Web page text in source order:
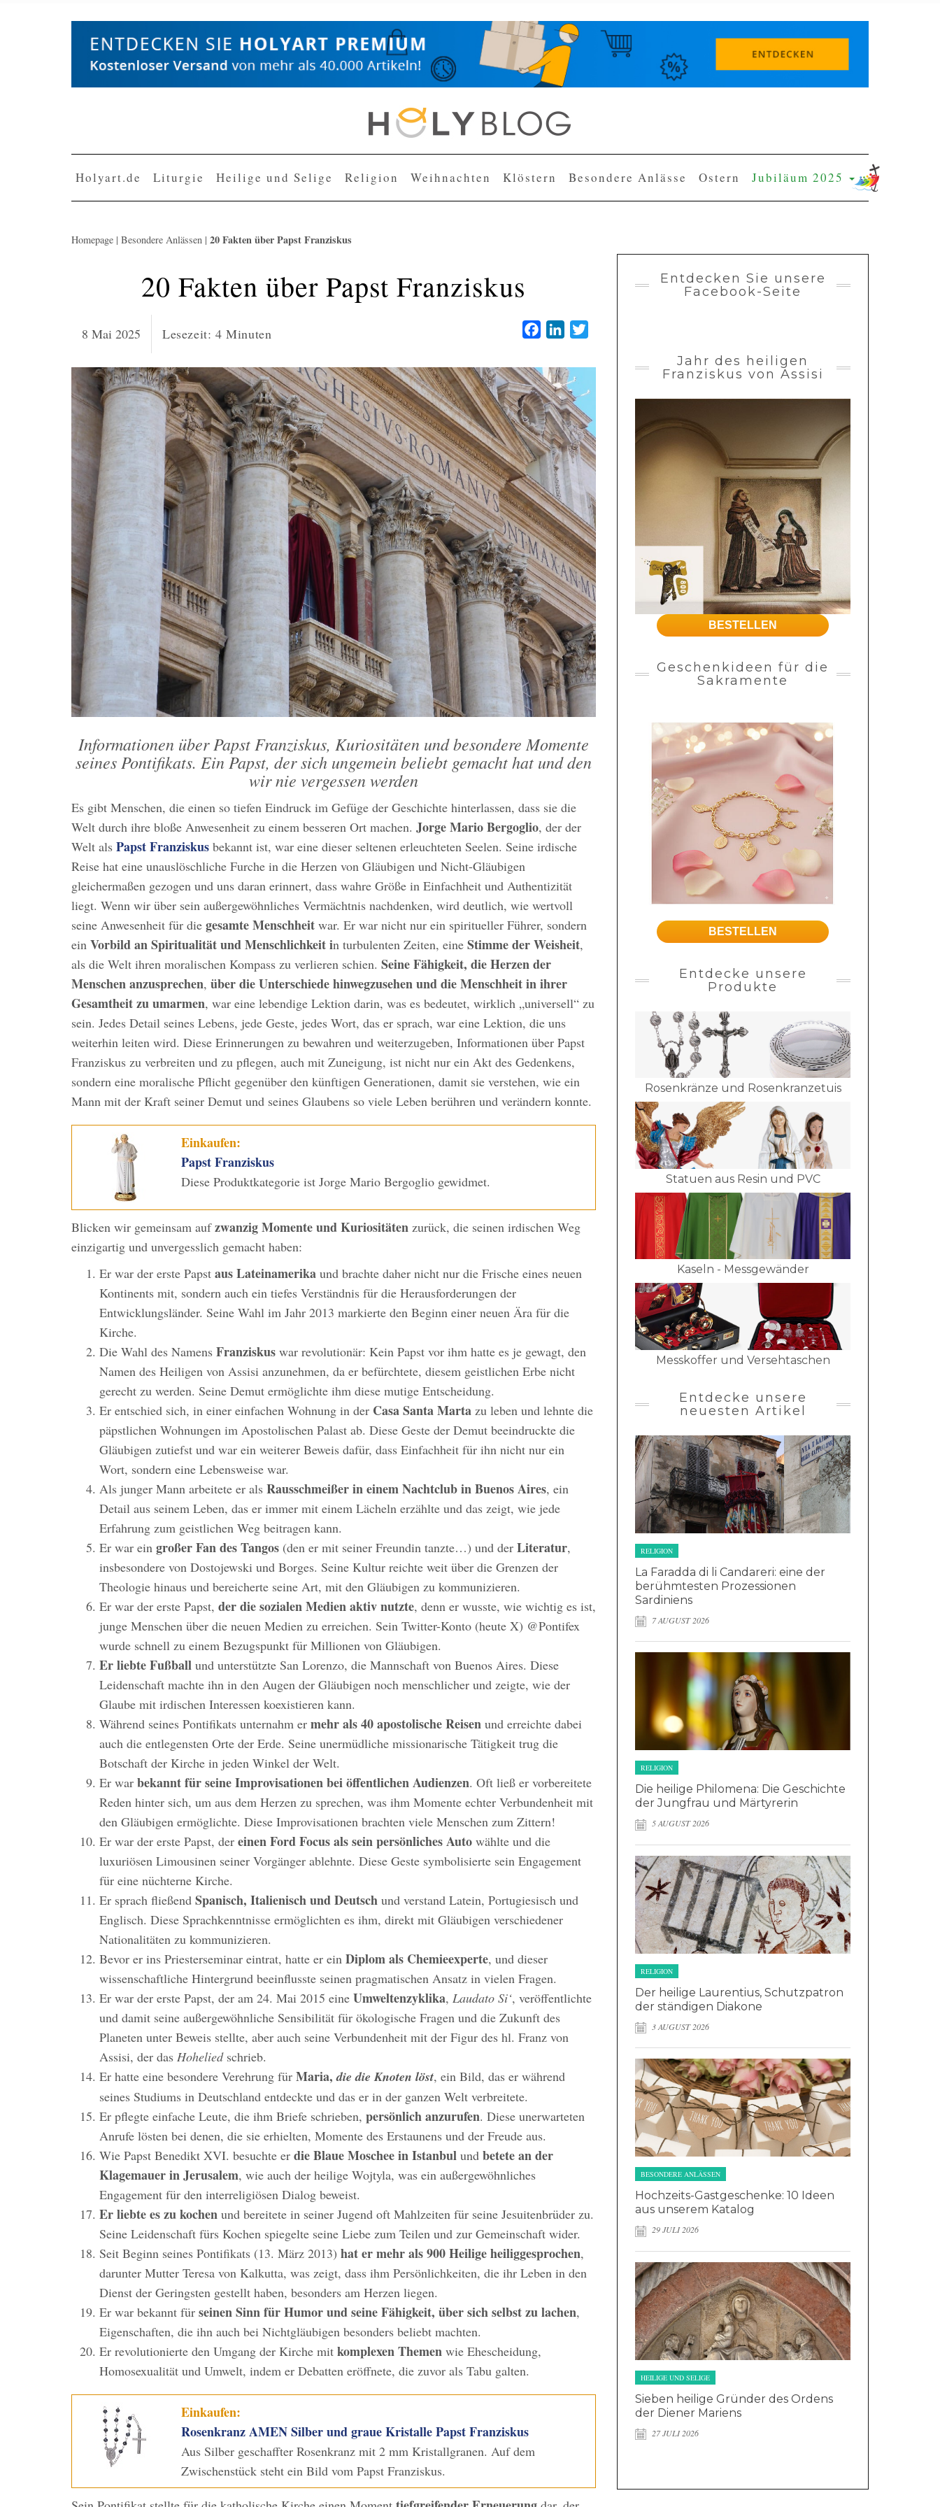
Holyart.de Liturgie Heilige und Selige Religion Weihnachten Klöstern Besondere Anlässe Ostern Jubiläum 2025
Homepage | Besondere Anlässen | 20 Fakten über Papst Franziskus
20 Fakten über Papst Franziskus
8 Mai 2025 Lesezeit: 4 Minuten FacebookLinkedIn
Informationen über Papst Franziskus, Kuriositäten und besondere Momente
seines Pontifikats. Ein Papst, der sich ungemein beliebt gemacht hat und den
wir nie vergessen werden
Es gibt Menschen, die einen so tiefen Eindruck im Gefüge der Geschichte hinterlassen, dass sie die
Welt durch ihre bloße Anwesenheit zu einem besseren Ort machen. Jorge Mario Bergoglio, der der
Welt als Papst Franziskus bekannt ist, war eine dieser seltenen erleuchteten Seelen. Seine irdische
Reise hat eine unauslöschliche Furche in die Herzen von Gläubigen und Nicht-Gläubigen
gleichermaßen gezogen und uns daran erinnert, dass wahre Größe in Einfachheit und Authentizität
liegt. Wenn wir über sein außergewöhnliches Vermächtnis nachdenken, wird deutlich, wie wertvoll
seine Anwesenheit für die gesamte Menschheit war. Er war nicht nur ein spiritueller Führer, sondern
ein Vorbild an Spiritualität und Menschlichkeit in turbulenten Zeiten, eine Stimme der Weisheit,
als die Welt ihren moralischen Kompass zu verlieren schien. Seine Fähigkeit, die Herzen der
Menschen anzusprechen, über die Unterschiede hinwegzusehen und die Menschheit in ihrer
Gesamtheit zu umarmen, war eine lebendige Lektion darin, was es bedeutet, wirklich „universell“ zu
sein. Jedes Detail seines Lebens, jede Geste, jedes Wort, das er sprach, war eine Lektion, die uns
weiterhin leiten wird. Diese Erinnerungen zu bewahren und weiterzugeben, Informationen über Papst
Franziskus zu verbreiten und zu pflegen, auch mit Zuneigung, ist nicht nur ein Akt des Gedenkens,
sondern eine moralische Pflicht gegenüber den künftigen Generationen, damit sie verstehen, wie ein
Mann mit der Kraft seiner Demut und seines Glaubens so viele Leben berühren und verändern konnte.
Einkaufen:
Papst Franziskus
Diese Produktkategorie ist Jorge Mario Bergoglio gewidmet.
Blicken wir gemeinsam aufzwanzig Momente und Kuriositäten zurück, die seinen irdischen Weg
einzigartig und unvergesslich gemacht haben:
Er war der erste Papst aus Lateinamerika und brachte daher nicht nur die Frische eines neuen
Kontinents mit, sondern auch ein tiefes Verständnis für die Herausforderungen der
Entwicklungsländer. Seine Wahl im Jahr 2013 markierte den Beginn einer neuen Ära für die
Kirche.
Die Wahl des Namens Franziskus war revolutionär: Kein Papst vor ihm hatte es je gewagt, den
Namen des Heiligen von Assisi anzunehmen, da er befürchtete, diesem geistlichen Erbe nicht
gerecht zu werden. Seine Demut ermöglichte ihm diese mutige Entscheidung.
Er entschied sich, in einer einfachen Wohnung in der Casa Santa Marta zu leben und lehnte die
päpstlichen Wohnungen im Apostolischen Palast ab. Diese Geste der Demut beeindruckte die
Gläubigen zutiefst und war ein weiterer Beweis dafür, dass Einfachheit für ihn nicht nur ein
Wort, sondern eine Lebensweise war.
Als junger Mann arbeitete er als Rausschmeißer in einem Nachtclub in Buenos Aires, ein
Detail aus seinem Leben, das er immer mit einem Lächeln erzählte und das zeigt, wie jede
Erfahrung zum geistlichen Weg beitragen kann.
Er war ein großer Fan des Tangos (den er mit seiner Freundin tanzte…) und der Literatur,
insbesondere von Dostojewski und Borges. Seine Kultur reichte weit über die Grenzen der
Theologie hinaus und bereicherte seine Art, mit den Gläubigen zu kommunizieren.
Er war der erste Papst, der die sozialen Medien aktiv nutzte, denn er wusste, wie wichtig es ist,
junge Menschen über die neuen Medien zu erreichen. Sein Twitter-Konto (heute X) @Pontifex
wurde schnell zu einem Bezugspunkt für Millionen von Gläubigen.
Er liebte Fußball und unterstützte San Lorenzo, die Mannschaft von Buenos Aires. Diese
Leidenschaft machte ihn in den Augen der Gläubigen noch menschlicher und zeigte, wie der
Glaube mit irdischen Interessen koexistieren kann.
Während seines Pontifikats unternahm er mehr als 40 apostolische Reisen und erreichte dabei
auch die entlegensten Orte der Erde. Seine unermüdliche missionarische Tätigkeit trug die
Botschaft der Kirche in jeden Winkel der Welt.
Er war bekannt für seine Improvisationen bei öffentlichen Audienzen. Oft ließ er vorbereitete
Reden hinter sich, um aus dem Herzen zu sprechen, was ihm Momente echter Verbundenheit mit
den Gläubigen ermöglichte. Diese Improvisationen brachten viele Menschen zum Zittern!
Er war der erste Papst, der einen Ford Focus als sein persönliches Auto wählte und die
luxuriösen Limousinen seiner Vorgänger ablehnte. Diese Geste symbolisierte sein Engagement
für eine nüchterne Kirche.
Er sprach fließend Spanisch, Italienisch und Deutsch und verstand Latein, Portugiesisch und
Englisch. Diese Sprachkenntnisse ermöglichten es ihm, direkt mit Gläubigen verschiedener
Nationalitäten zu kommunizieren.
Bevor er ins Priesterseminar eintrat, hatte er ein Diplom als Chemieexperte, und dieser
wissenschaftliche Hintergrund beeinflusste seinen pragmatischen Ansatz in vielen Fragen.
Er war der erste Papst, der am 24. Mai 2015 eine Umweltenzyklika, Laudato Si‘, veröffentlichte
und damit seine außergewöhnliche Sensibilität für ökologische Fragen und die Zukunft des
Planeten unter Beweis stellte, aber auch seine Verbundenheit mit der Figur des hl. Franz von
Assisi, der das Hoheliedschrieb.
Er hatte eine besondere Verehrung für Maria,die die Knoten löst, ein Bild, das er während
seines Studiums in Deutschland entdeckte und das er in der ganzen Welt verbreitete.
Er pflegte einfache Leute, die ihm Briefe schrieben, persönlich anzurufen. Diese unerwarteten
Anrufe lösten bei denen, die sie erhielten, Momente des Erstaunens und der Freude aus.
Wie Papst Benedikt XVI. besuchte er die Blaue Moschee in Istanbul und betete an der
Klagemauer in Jerusalem, wie auch der heilige Wojtyla, was ein außergewöhnliches
Engagement für den interreligiösen Dialog beweist.
Er liebte es zu kochen und bereitete in seiner Jugend oft Mahlzeiten für seine Jesuitenbrüder zu.
Seine Leidenschaft fürs Kochen spiegelte seine Liebe zum Teilen und zur Gemeinschaft wider.
Seit Beginn seines Pontifikats (13. März 2013) hat er mehr als 900 Heilige heiliggesprochen,
darunter Mutter Teresa von Kalkutta, was zeigt, dass ihm Persönlichkeiten, die ihr Leben in den
Dienst der Geringsten gestellt haben, besonders am Herzen liegen.
Er war bekannt für seinen Sinn für Humor und seine Fähigkeit, über sich selbst zu lachen,
Eigenschaften, die ihn auch bei Nichtgläubigen besonders beliebt machten.
Er revolutionierte den Umgang der Kirche mit komplexen Themen wie Ehescheidung,
Homosexualität und Umwelt, indem er Debatten eröffnete, die zuvor als Tabu galten.
Einkaufen:
Rosenkranz AMEN Silber und graue Kristalle Papst Franziskus
Aus Silber geschaffter Rosenkranz mit 2 mm Kristallgranen. Auf dem
Zwischenstück steht ein Bild vom Papst Franziskus.
Entdecken Sie unsere
Facebook-Seite
Jahr des heiligen
Franziskus von Assisi
BESTELLEN
Geschenkideen für die
Sakramente
BESTELLEN
Entdecke unsere
Produkte
Rosenkränze und Rosenkranzetuis
Statuen aus Resin und PVC
Kaseln - Messgewänder
Messkoffer und Versehtaschen
Entdecke unsere
neuesten Artikel
RELIGION
La Faradda di li Candareri: eine der
berühmtesten Prozessionen
Sardiniens
7 AUGUST 2026
RELIGION
Die heilige Philomena: Die Geschichte
der Jungfrau und Märtyrerin
5 AUGUST 2026
RELIGION
Der heilige Laurentius, Schutzpatron
der ständigen Diakone
3 AUGUST 2026
BESONDERE ANLÄSSEN
Hochzeits-Gastgeschenke: 10 Ideen
aus unserem Katalog
29 JULI 2026
HEILIGE UND SELIGE
Sieben heilige Gründer des Ordens
der Diener Mariens
27 JULI 2026